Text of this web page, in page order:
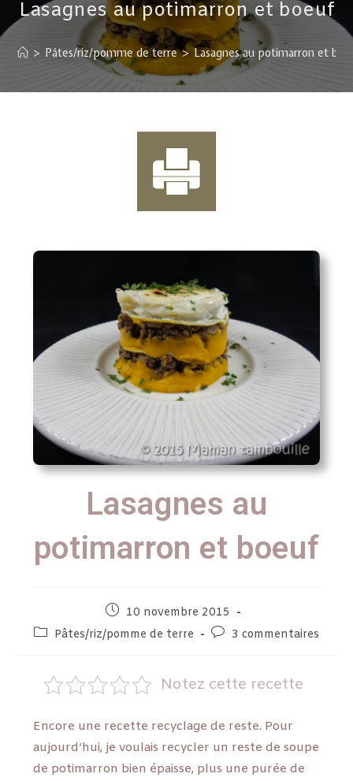
Lasagnes au potimarron et boeuf
> Pâtes/riz/pomme de terre > Lasagnes au potimarron et
Lasagnes au
potimarron et boeuf
10 novembre 2015
Pâtes/riz/pomme de terre
3 commentaires
Notez cette recette
Encore une recette recyclage de reste. Pour
aujourd’hui, je voulais recycler un reste de soupe
de potimarron bien épaisse, plus une purée de